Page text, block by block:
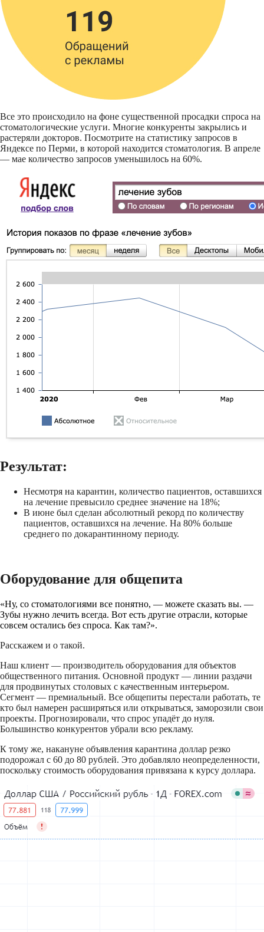
Все это происходило на фоне существенной просадки спроса на
стоматологические услуги. Многие конкуренты закрылись и
растеряли докторов. Посмотрите на статистику запросов в
Яндексе по Перми, в которой находится стоматология. В апреле
— мае количество запросов уменьшилось на 60%.
Результат:
Несмотря на карантин, количество пациентов, оставшихся
на лечение превысило среднее значение на 18%;
В июне был сделан абсолютный рекорд по количеству
пациентов, оставшихся на лечение. На 80% больше
среднего по докарантинному периоду.
Оборудование для общепита
«Ну, со стоматологиями все понятно, — можете сказать вы. —
Зубы нужно лечить всегда. Вот есть другие отрасли, которые
совсем остались без спроса. Как там?».
Расскажем и о такой.
Наш клиент — производитель оборудования для объектов
общественного питания. Основной продукт — линии раздачи
для продвинутых столовых с качественным интерьером.
Сегмент — премиальный. Все общепиты перестали работать, те
кто был намерен расширяться или открываться, заморозили свои
проекты. Прогнозировали, что спрос упадёт до нуля.
Большинство конкурентов убрали всю рекламу.
К тому же, накануне объявления карантина доллар резко
подорожал с 60 до 80 рублей. Это добавляло неопределенности,
поскольку стоимость оборудования привязана к курсу доллара.